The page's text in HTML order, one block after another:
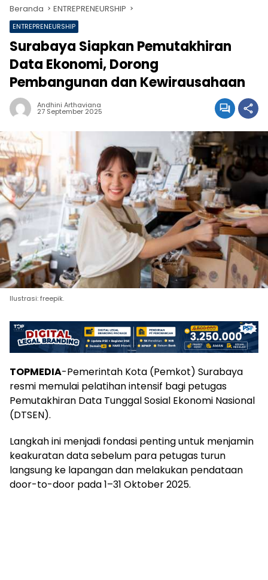
Beranda ENTREPRENEURSHIP
ENTREPRENEURSHIP
Surabaya Siapkan Pemutakhiran
Data Ekonomi, Dorong
Pembangunan dan Kewirausahaan
Andhini Arthaviana
27 September 2025
Ilustrasi: freepik.
TOPMEDIA-Pemerintah Kota (Pemkot) Surabaya
resmi memulai pelatihan intensif bagi petugas
Pemutakhiran Data Tunggal Sosial Ekonomi Nasional
(DTSEN).
Langkah ini menjadi fondasi penting untuk menjamin
keakuratan data sebelum para petugas turun
langsung ke lapangan dan melakukan pendataan
door-to-door pada 1–31 Oktober 2025.